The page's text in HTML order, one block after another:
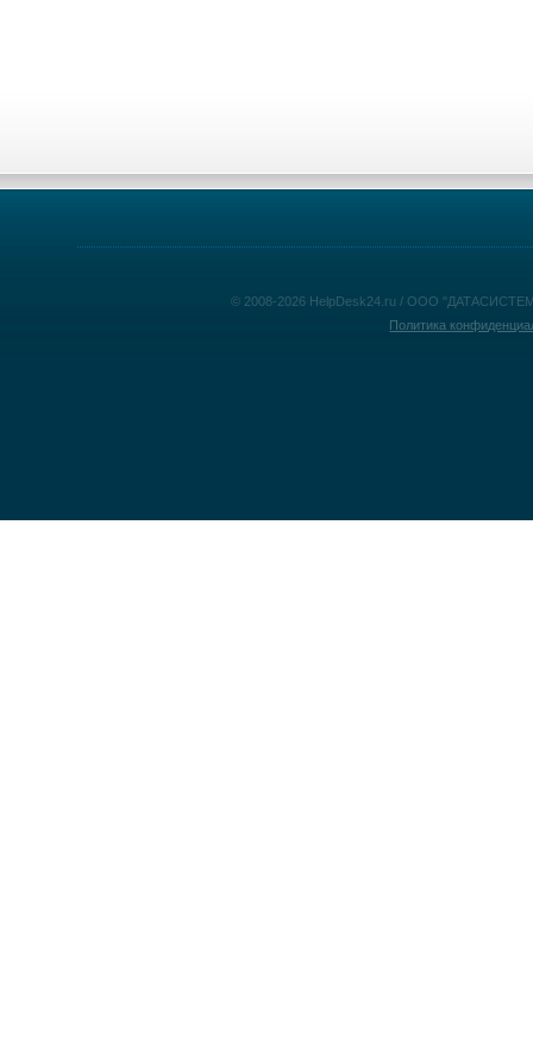
© 2008-2026 HelpDesk24.ru / ООО
Политика